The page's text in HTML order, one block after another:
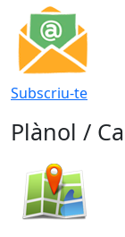
Subscriu-te
Plànol /